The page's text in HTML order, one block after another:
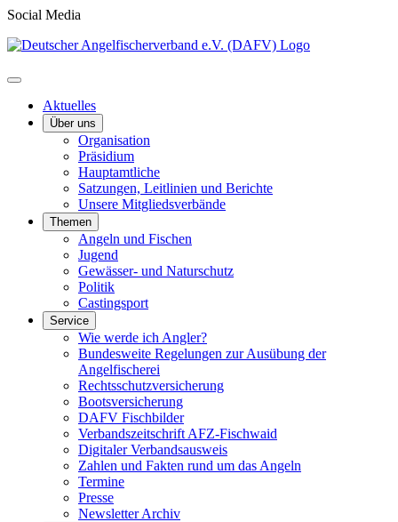
Social Media
Aktuelles
Über uns
Organisation
Präsidium
Hauptamtliche
Satzungen, Leitlinien und Berichte
Unsere Mitgliedsverbände
Themen
Angeln und Fischen
Jugend
Gewässer- und Naturschutz
Politik
Castingsport
Service
Wie werde ich Angler?
Bundesweite Regelungen zur Ausübung der
Angelfischerei
Rechtsschutzversicherung
Bootsversicherung
DAFV Fischbilder
Verbandszeitschrift AFZ-Fischwaid
Digitaler Verbandsausweis
Zahlen und Fakten rund um das Angeln
Termine
Presse
Newsletter Archiv